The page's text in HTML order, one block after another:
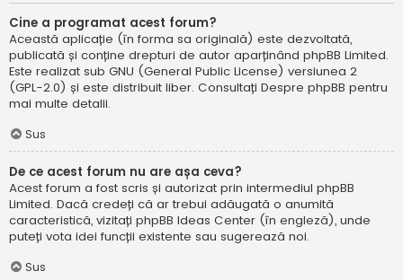
Cine a programat acest forum?
Această aplicație (în forma sa originală) este dezvoltată,
publicată și conține drepturi de autor aparținând phpBB Limited.
Este realizat sub GNU (General Public License) versiunea 2
(GPL-2.0) și este distribuit liber. Consultați Despre phpBB pentru
mai multe detalii.
Sus
De ce acest forum nu are așa ceva?
Acest forum a fost scris și autorizat prin intermediul phpBB
Limited. Dacă credeți că ar trebui adăugată o anumită
caracteristică, vizitați phpBB Ideas Center (în engleză), unde
puteți vota idei funcții existente sau sugerează noi.
Sus